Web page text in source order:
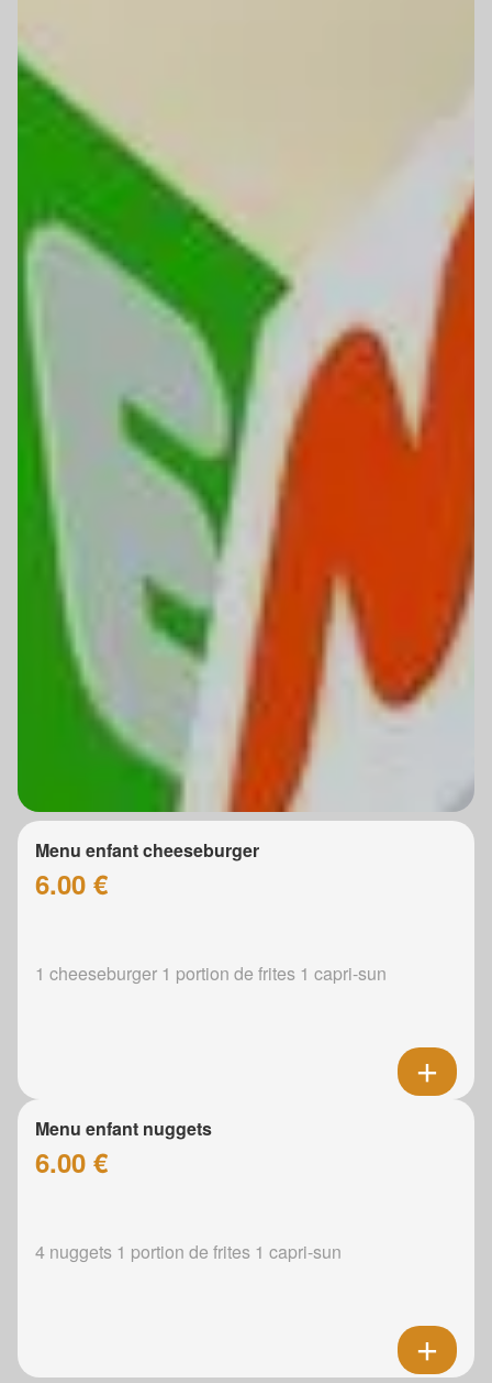
Menu enfant cheeseburger
6.00 €
1 cheeseburger 1 portion de frites 1 capri-sun
Menu enfant nuggets
6.00 €
4 nuggets 1 portion de frites 1 capri-sun